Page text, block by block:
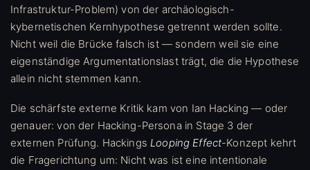
Infrastruktur-Problem) von der archäologisch-
kybernetischen Kernhypothese getrennt werden sollte.
Nicht weil die Brücke falsch ist — sondern weil sie eine
eigenständige Argumentationslast trägt, die die Hypothese
allein nicht stemmen kann.
Die schärfste externe Kritik kam von Ian Hacking — oder
genauer: von der Hacking-Persona in Stage 3 der
externen Prüfung. HackingsLooping Effect-Konzept kehrt
die Fragerichtung um: Nicht was ist eine intentionale